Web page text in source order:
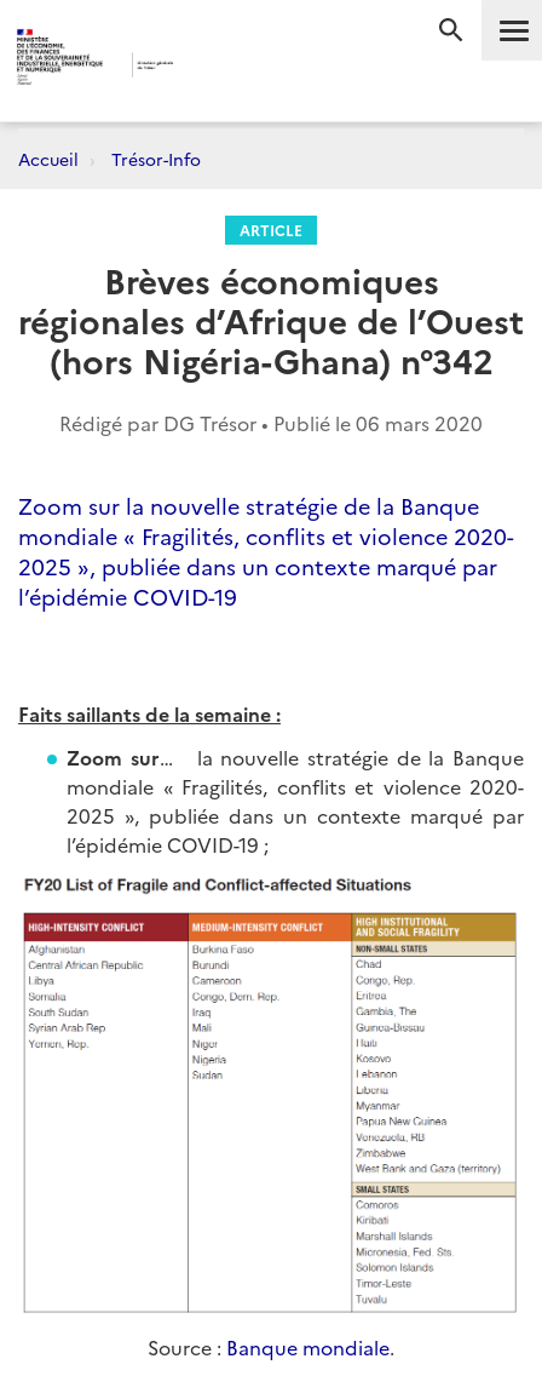
Accueil Trésor-Info
ARTICLE
Brèves économiques
régionales d’Afrique de l’Ouest
(hors Nigéria-Ghana) n°342
Rédigé par DG Trésor • Publié le06 mars 2020
Zoom sur la nouvelle stratégie de la Banque
mondiale « Fragilités, conflits et violence 2020-
2025 », publiée dans un contexte marqué par
l’épidémie COVID-19
Faits saillants de la semaine :
Zoom sur… la nouvelle stratégie de la Banque
mondiale « Fragilités, conflits et violence 2020-
2025 », publiée dans un contexte marqué par
l’épidémie COVID-19 ;
Source : Banque mondiale.